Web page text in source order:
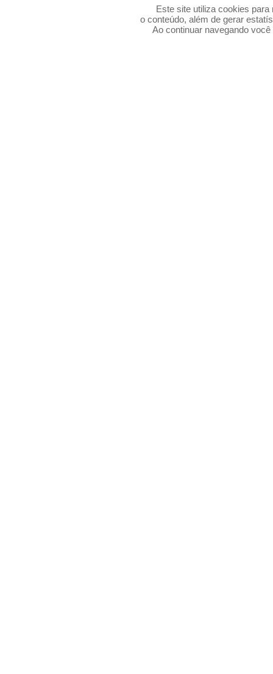
Este site utiliza cookies
o conteúdo, além de gerar
Ao continuar navegando